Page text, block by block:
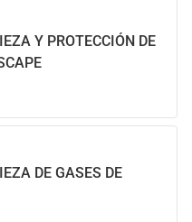
Y PROTECCIÓN DE
DE GASES DE